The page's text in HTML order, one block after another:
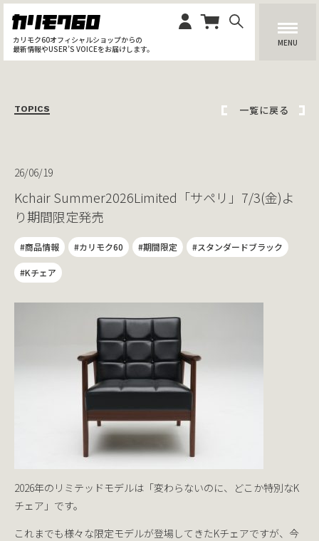
カリモク60オフィシャルショップからの
最新情報やUSER’S VOICEをお届けします。
MENU
TOPICS 一覧に戻る
26/06/19
Kchair Summer2026Limited「サペリ」7/3(金)よ
り期間限定発売
#商品情報 #カリモク60 #期間限定 #スタンダードブラック
#Kチェア
2026年のリミテッドモデルは「変わらないのに、どこか特別なK
チェア」です。
これまでも様々な限定モデルが登場してきたKチェアですが、今